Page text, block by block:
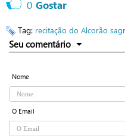
0 Gostar
Tag: recitação do Alcorão
Seu comentário
Nome
O Email